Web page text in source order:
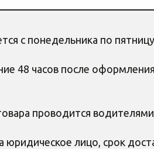
с понедельника по
48 часов после
проводится
юридическое лицо, срок